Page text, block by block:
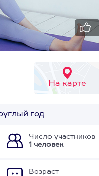
На карте
год
Число участников
1 человек
Возраст